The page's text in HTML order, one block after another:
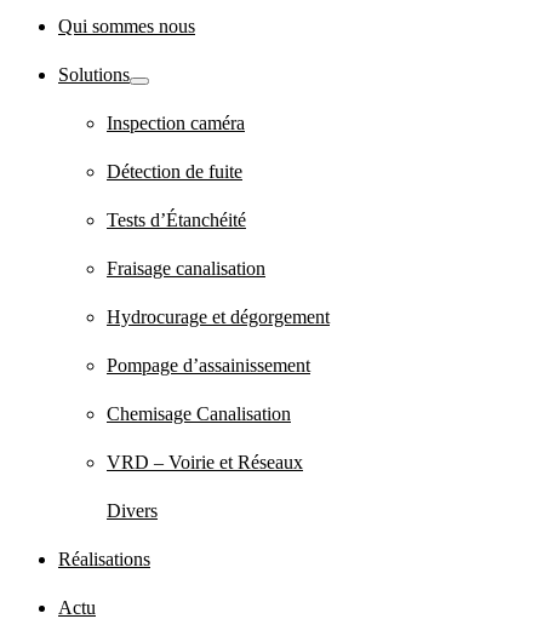
Qui sommes nous
Solutions
Inspection caméra
Détection de fuite
Tests d’Étanchéité
Fraisage canalisation
Hydrocurage et dégorgement
Pompage d’assainissement
Chemisage Canalisation
VRD – Voirie et Réseaux
Divers
Réalisations
Actu